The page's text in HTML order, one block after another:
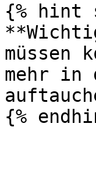
{% hint
müssen
mehr in